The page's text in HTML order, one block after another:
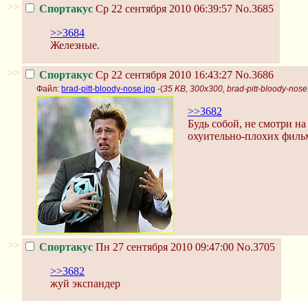
>> Спортакус Ср 22 сентября 2010 06:39:57 No.3685
>>3684
Железные.
>> Спортакус Ср 22 сентября 2010 16:43:27 No.3686
Файл: brad-pitt-bloody-nose.jpg -(35 KB, 300x300, brad-pitt-bloody-
>>3682
Будь собой, не смотри
охуительно-плохих
>> Спортакус Пн 27 сентября 2010 09:47:00 No.3705
>>3682
жуй экспандер